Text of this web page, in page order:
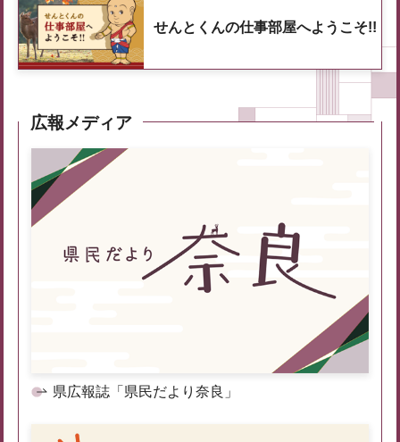
せんとくんの仕事部屋へようこそ!!
広報メディア
県広報誌「県民だより奈良」